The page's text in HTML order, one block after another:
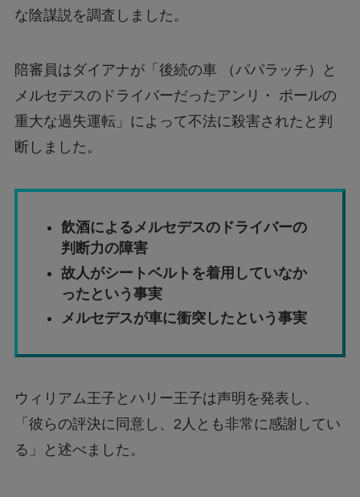
な陰謀説を調査しました。
陪審員はダイアナが「後続の車 （パパラッチ）と
メルセデスのドライバーだったアンリ・ ポールの
重大な過失運転」によって不法に殺害されたと判
断しました。
飲酒によるメルセデスのドライバーの
判断力の障害
故人がシートベルトを着用していなか
ったという事実
メルセデスが車に衝突したという事実
ウィリアム王子とハリー王子は声明を発表し、
「彼らの評決に同意し、2人とも非常に感謝してい
る」と述べました。